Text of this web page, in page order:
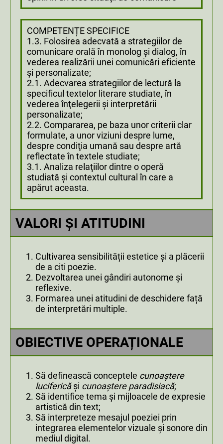
COMPETENȚE SPECIFICE
1.3. Folosirea adecvată a strategiilor de
comunicare orală în monolog şi dialog, în
vederea realizării unei comunicări eficiente
şi personalizate;
2.1. Adecvarea strategiilor de lectură la
specificul textelor literare studiate, în
vederea înţelegerii şi interpretării
personalizate;
2.2. Compararea, pe baza unor criterii clar
formulate, a unor viziuni despre lume,
despre condiţia umană sau despre artă
reflectate în textele studiate;
3.1. Analiza relaţiilor dintre o operă
studiată şi contextul cultural în care a
apărut aceasta.
VALORI ȘI ATITUDINI
Cultivarea sensibilității estetice și a plăcerii
de a citi poezie.
Dezvoltarea unei gândiri autonome și
reflexive.
Formarea unei atitudini de deschidere față
de interpretări multiple.
OBIECTIVE OPERAȚIONALE
Să definească conceptele cunoaștere
lucifericăși cunoaștere paradisiacă;
Să identifice tema și mijloacele de expresie
artistică din text;
Să interpreteze mesajul poeziei prin
integrarea elementelor vizuale și sonore din
mediul digital.